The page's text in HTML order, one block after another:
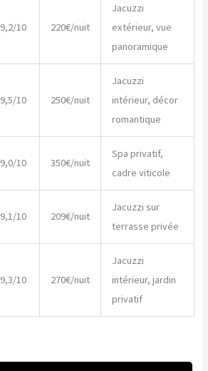
9,2/10 220€/nuit
Jacuzzi
extérieur, vue
panoramique
9,5/10 250€/nuit
Jacuzzi
intérieur, décor
romantique
9,0/10 350€/nuit
Spa privatif,
cadre viticole
9,1/10 209€/nuit
Jacuzzi sur
terrasse privée
9,3/10 270€/nuit
Jacuzzi
intérieur, jardin
privatif